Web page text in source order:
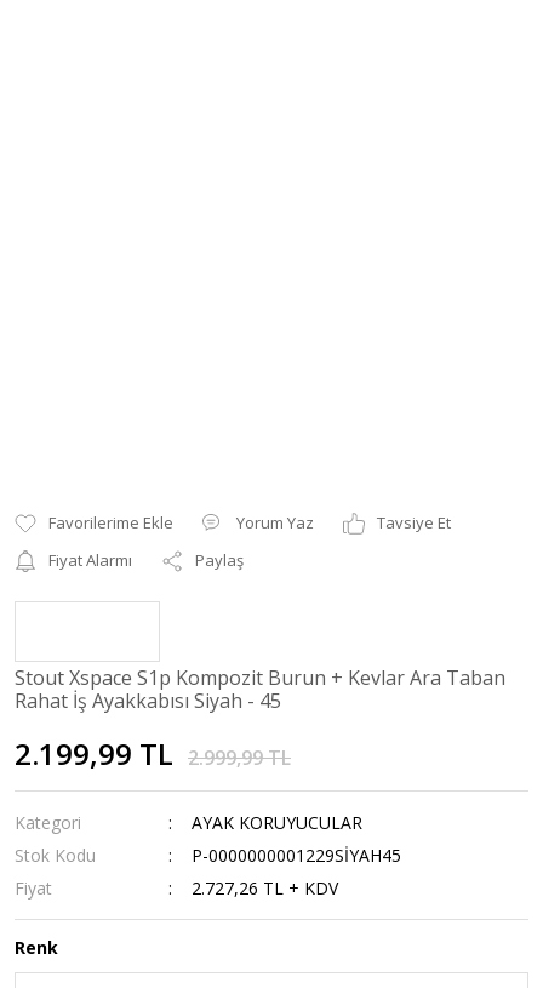
Yorum Yaz
Tavsiye Et
Fiyat Alarmı
Paylaş
Stout Xspace S1p Kompozit Burun + Kevlar Ara Taban
Rahat İş Ayakkabısı Siyah - 45
2.199,99 TL 2.999,99 TL
Kategori
AYAK KORUYUCULAR
Stok Kodu
P-0000000001229SİYAH45
Fiyat
2.727,26 TL + KDV
Renk